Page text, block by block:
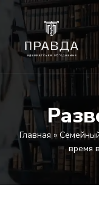
Главная »
время